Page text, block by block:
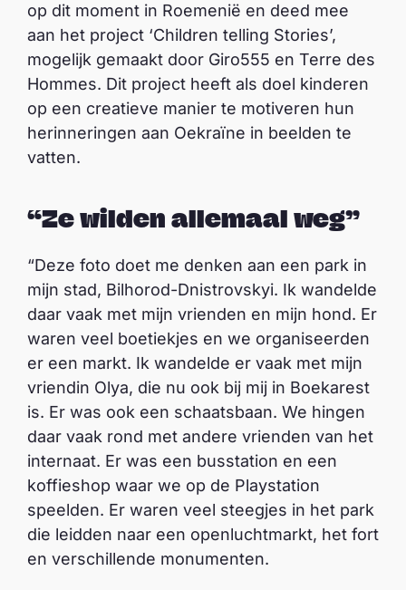
op dit moment in Roemenië en deed mee
aan het project ‘Children telling Stories’,
mogelijk gemaakt door Giro555 en Terre des
Hommes. Dit project heeft als doel kinderen
op een creatieve manier te motiveren hun
herinneringen aan Oekraïne in beelden te
vatten.
“Ze wilden allemaal weg”
“Deze foto doet me denken aan een park in
mijn stad, Bilhorod-Dnistrovskyi. Ik wandelde
daar vaak met mijn vrienden en mijn hond. Er
waren veel boetiekjes en we organiseerden
er een markt. Ik wandelde er vaak met mijn
vriendin Olya, die nu ook bij mij in Boekarest
is. Er was ook een schaatsbaan. We hingen
daar vaak rond met andere vrienden van het
internaat. Er was een busstation en een
koffieshop waar we op de Playstation
speelden. Er waren veel steegjes in het park
die leidden naar een openluchtmarkt, het fort
en verschillende monumenten.